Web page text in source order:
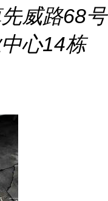
威路68号
心14栋